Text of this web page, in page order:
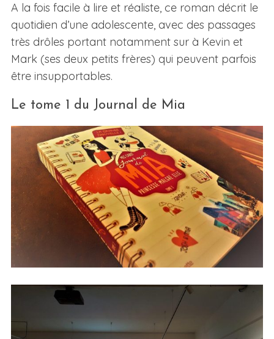
A la fois facile à lire et réaliste, ce roman décrit le
quotidien d’une adolescente, avec des passages
très drôles portant notamment sur à Kevin et
Mark (ses deux petits frères) qui peuvent parfois
être insupportables.
Le tome 1 du Journal de Mia